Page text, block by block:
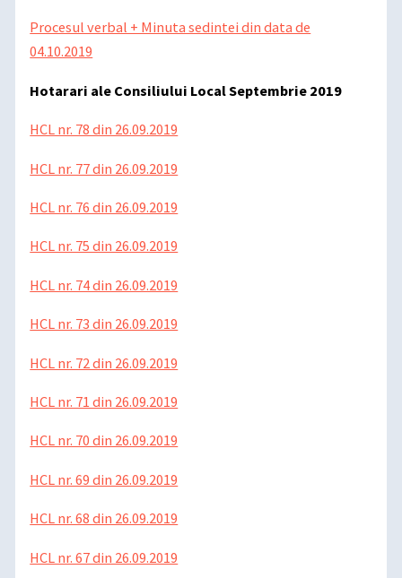
Procesul verbal + Minuta sedintei din data de
04.10.2019
Hotarari ale Consiliului Local Septembrie 2019
HCL nr. 78 din 26.09.2019
HCL nr. 77 din 26.09.2019
HCL nr. 76 din 26.09.2019
HCL nr. 75 din 26.09.2019
HCL nr. 74 din 26.09.2019
HCL nr. 73 din 26.09.2019
HCL nr. 72 din 26.09.2019
HCL nr. 71 din 26.09.2019
HCL nr. 70 din 26.09.2019
HCL nr. 69 din 26.09.2019
HCL nr. 68 din 26.09.2019
HCL nr. 67 din 26.09.2019